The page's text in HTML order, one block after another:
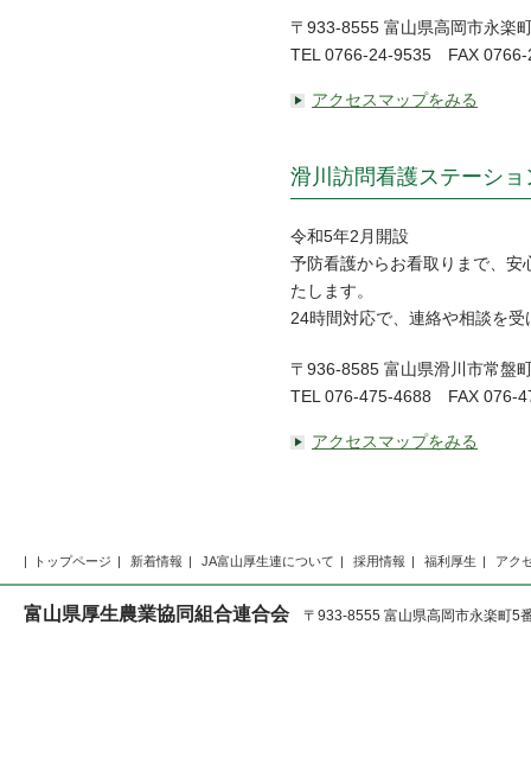
〒933-8555 富山県高岡市永楽
TEL 0766-24-9535 FAX 0766-
アクセスマップをみる
滑川訪問看護ステーショ
令和5年2月開設
予防看護からお看取りまで、安
たします。
24時間対応で、連絡や相談を受
〒936-8585 富山県滑川市常盤
TEL 076-475-4688 FAX 076-
アクセスマップをみる
トップページ 新着情報 JA富山厚生連について 採用情報 福利厚生 アク
富山県厚生農業協同組合連合会 〒933-8555 富山県高岡市永楽町5